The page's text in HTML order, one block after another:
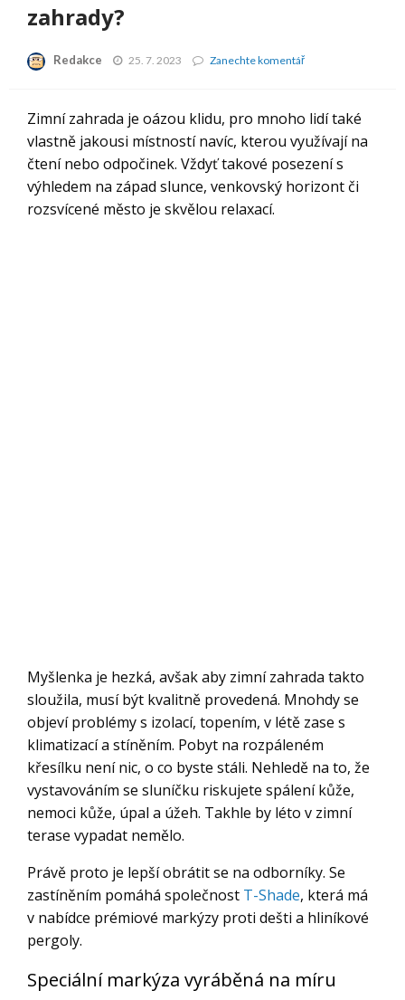
zahrady?
Redakce 25. 7. 2023 Zanechte komentářJak
zimní
zahrady?
Zimní zahrada je oázou klidu, pro mnoho lidí také
vlastně jakousi místností navíc, kterou využívají na
čtení nebo odpočinek. Vždyť takové posezení s
výhledem na západ slunce, venkovský horizont či
rozsvícené město je skvělou relaxací.
Myšlenka je hezká, avšak aby zimní zahrada takto
sloužila, musí být kvalitně provedená. Mnohdy se
objeví problémy s izolací, topením, v létě zase s
klimatizací a stíněním. Pobyt na rozpáleném
křesílku není nic, o co byste stáli. Nehledě na to, že
vystavováním se sluníčku riskujete spálení kůže,
nemoci kůže, úpal a úžeh. Takhle by léto v zimní
terase vypadat nemělo.
Právě proto je lepší obrátit se na odborníky. Se
zastíněním pomáhá společnost T-Shade, která má
v nabídce prémiové markýzy proti dešti a hliníkové
pergoly.
Speciální markýza vyráběná na míru